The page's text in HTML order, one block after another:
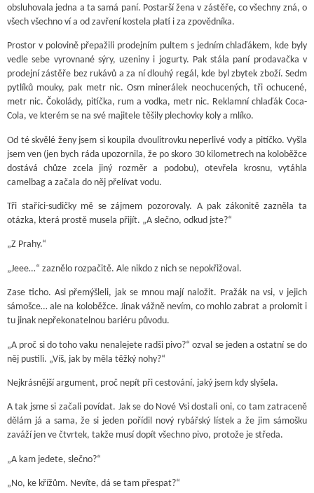
obsluhovala jedna a ta samá paní. Postarší žena v zástěře, co všechny zná, o
všech všechno ví a od zavření kostela platí i za zpovědníka.
Prostor v polovině přepažili prodejním pultem s jedním chlaďákem, kde byly
vedle sebe vyrovnané sýry, uzeniny i jogurty. Pak stála paní prodavačka v
prodejní zástěře bez rukávů a za ní dlouhý regál, kde byl zbytek zboží. Sedm
pytlíků mouky, pak metr nic. Osm minerálek neochucených, tři ochucené,
metr nic. Čokolády, pitíčka, rum a vodka, metr nic. Reklamní chlaďák Coca-
Cola, ve kterém se na své majitele těšily plechovky koly a mlíko.
Od té skvělé ženy jsem si koupila dvoulitrovku neperlivé vody a pitíčko. Vyšla
jsem ven (jen bych ráda upozornila, že po skoro 30 kilometrech na koloběžce
dostává chůze zcela jiný rozměr a podobu), otevřela krosnu, vytáhla
camelbag a začala do něj přelívat vodu.
Tři staříci-sudičky mě se zájmem pozorovaly. A pak zákonitě zazněla ta
otázka, která prostě musela přijít. „A slečno, odkud jste?“
„Z Prahy.“
„Jeee…“ zaznělo rozpačitě. Ale nikdo z nich se nepokřižoval.
Zase ticho. Asi přemýšleli, jak se mnou mají naložit. Pražák na vsi, v jejich
sámošce… ale na koloběžce. Jinak vážně nevím, co mohlo zabrat a prolomit i
tu jinak nepřekonatelnou bariéru původu.
„A proč si do toho vaku nenalejete radši pivo?“ ozval se jeden a ostatní se do
něj pustili. „Víš, jak by měla těžký nohy?“
Nejkrásnější argument, proč nepít při cestování, jaký jsem kdy slyšela.
A tak jsme si začali povídat. Jak se do Nové Vsi dostali oni, co tam zatraceně
dělám já a sama, že si jeden pořídil nový rybářský lístek a že jim sámošku
zaváží jen ve čtvrtek, takže musí dopít všechno pivo, protože je středa.
„A kam jedete, slečno?“
„No, ke křížům. Nevíte, dá se tam přespat?“